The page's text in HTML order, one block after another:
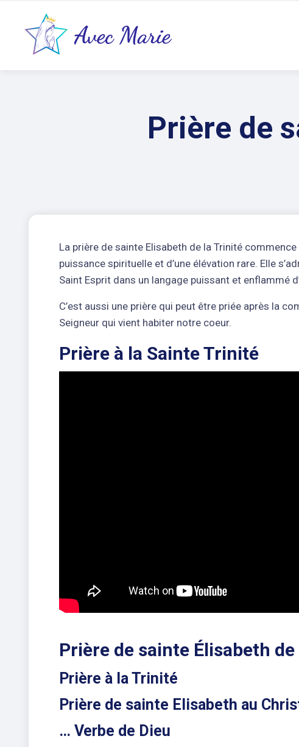
Prière de
La prière de sainte Elisabeth de la Trinité
puissance spirituelle et d’une élévation rare. Elle
Saint Esprit dans un langage puissant et enflammé
C’est aussi une prière qui peut être priée après la
Seigneur qui vient habiter notre coeur.
Prière à la Sainte Trinité
Prière de sainte Élisabeth
Prière à la Trinité
Prière de sainte Elisabeth au
… Verbe de Dieu